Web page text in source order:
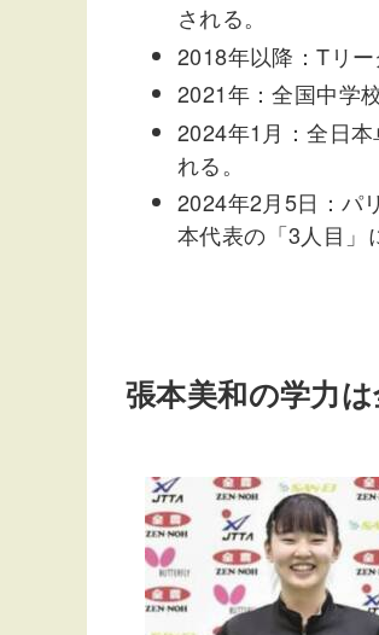
される。
2018年以降：Tリー
2021年：全国中学
2024年1月：全日
れる。
2024年2月5日：パ
本代表の「3人目」
張本美和の学力